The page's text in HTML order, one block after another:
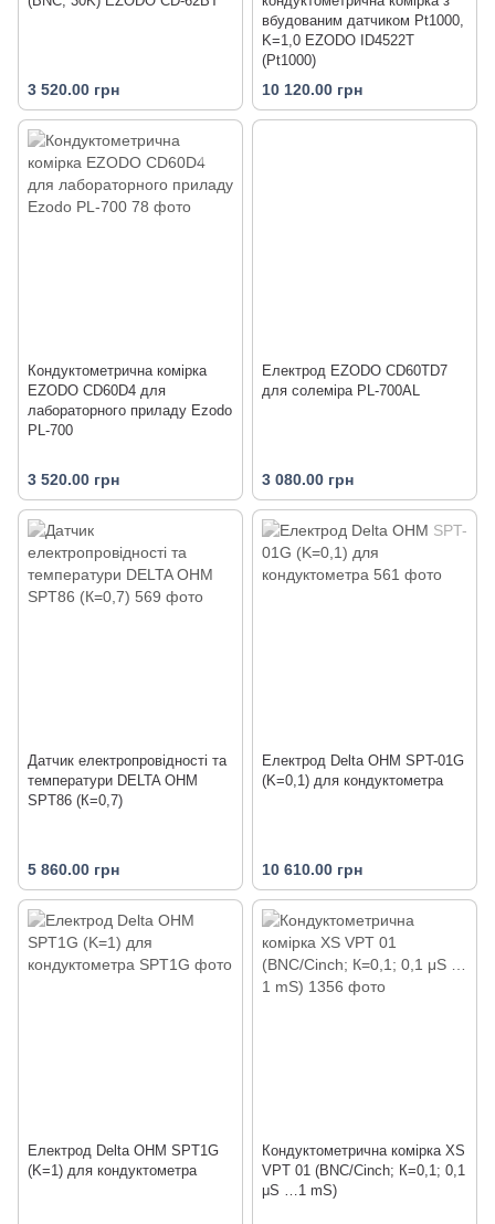
3 520.00 грн
вбудованим датчиком Pt1000,
K=1,0 EZODO ID4522T
(Pt1000)
10 120.00 грн
Кондуктометрична комірка
EZODO CD60D4 для
лабораторного приладу Ezodo
PL-700
3 520.00 грн
Електрод EZODO CD60TD7
для солеміра PL-700AL
3 080.00 грн
Датчик електропровідності та
температури DELTA OHM
SPT86 (К=0,7)
5 860.00 грн
Електрод Delta OHM SPT-01G
(K=0,1) для кондуктометра
10 610.00 грн
Електрод Delta OHM SPT1G
(K=1) для кондуктометра
Кондуктометрична комірка XS
VPT 01 (BNC/Cinch; К=0,1; 0,1
μS …1 mS)